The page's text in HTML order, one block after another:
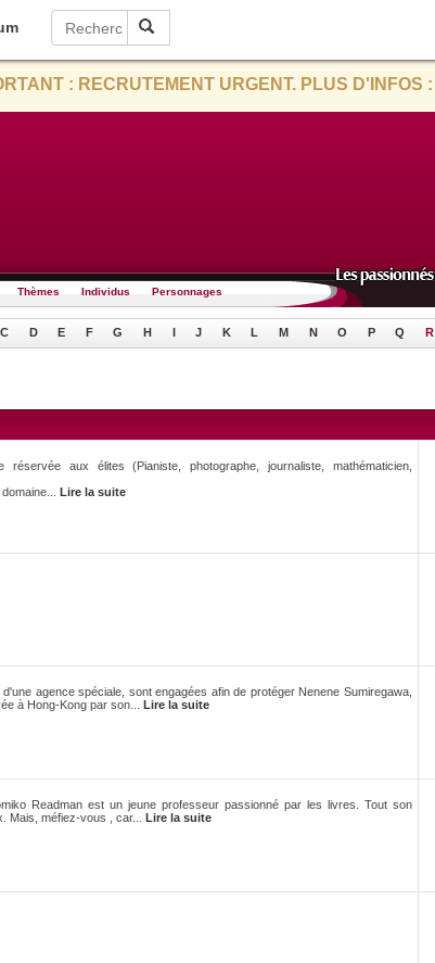
: RECRUTEMENT URGENT. PLUS D'INFOS :
Thèmes Individus Personnages
C D E F G H I J K L M N O P Q R
aux élites (Pianiste, photographe, journaliste, mathématicien,
Lire la suite
agence spéciale, sont engagées afin de protéger Nenene Sumiregawa,
à Hong-Kong par son... Lire la suite
Readman est un jeune professeur passionné par les livres. Tout son
Mais, méfiez-vous , car... Lire la suite